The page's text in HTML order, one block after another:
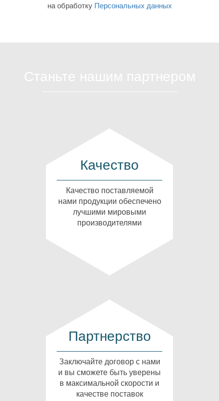
на обработку Персональных данных
Качество
Качество поставляемой
нами продукции обеспечено
лучшими мировыми
производителями
Партнерство
Заключайте договор с нами
и вы сможете быть уверены
в максимальной скорости и
качестве поставок